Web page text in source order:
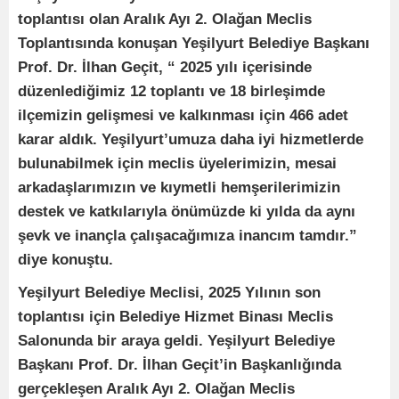
toplantısı olan Aralık Ayı 2. Olağan Meclis
Toplantısında konuşan Yeşilyurt Belediye Başkanı
Prof. Dr. İlhan Geçit, “ 2025 yılı içerisinde
düzenlediğimiz 12 toplantı ve 18 birleşimde
ilçemizin gelişmesi ve kalkınması için 466 adet
karar aldık. Yeşilyurt’umuza daha iyi hizmetlerde
bulunabilmek için meclis üyelerimizin, mesai
arkadaşlarımızın ve kıymetli hemşerilerimizin
destek ve katkılarıyla önümüzde ki yılda da aynı
şevk ve inançla çalışacağımıza inancım tamdır.”
diye konuştu.
Yeşilyurt Belediye Meclisi, 2025 Yılının son
toplantısı için Belediye Hizmet Binası Meclis
Salonunda bir araya geldi. Yeşilyurt Belediye
Başkanı Prof. Dr. İlhan Geçit’in Başkanlığında
gerçekleşen Aralık Ayı 2. Olağan Meclis